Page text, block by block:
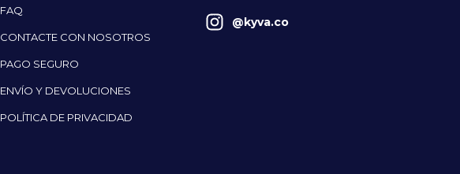
FAQ
CONTACTE CON NOSOTROS
PAGO SEGURO
ENVÍO Y DEVOLUCIONES
POLÍTICA DE PRIVACIDAD
@kyva.co